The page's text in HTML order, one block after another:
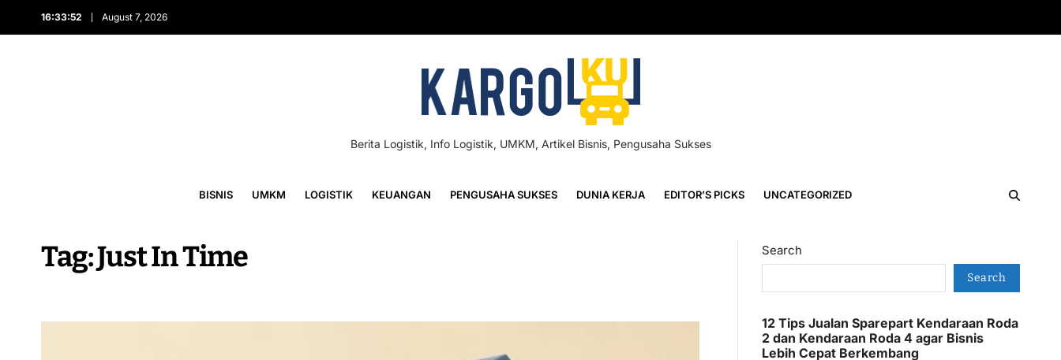
16:33:52 August 7, 2026
Berita Logistik, Info Logistik, UMKM, Artikel Bisnis, Pengusaha Sukses
BISNIS UMKM LOGISTIK KEUANGAN PENGUSAHA SUKSES DUNIA KERJA EDITOR’S PICKS UNCATEGORIZED
Tag:Just In Time Search
Search
12 Tips Jualan Sparepart Kendaraan Roda
2 dan Kendaraan Roda 4 agar Bisnis
Lebih Cepat Berkembang